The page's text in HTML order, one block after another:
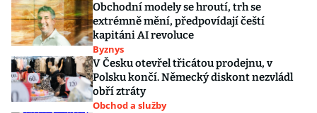
Obchodní modely se hroutí, trh se
extrémně mění, předpovídají čeští
kapitáni AI revoluce
Byznys
V Česku otevřel třicátou prodejnu, v
Polsku končí. Německý diskont nezvládl
obří ztráty
Obchod a služby